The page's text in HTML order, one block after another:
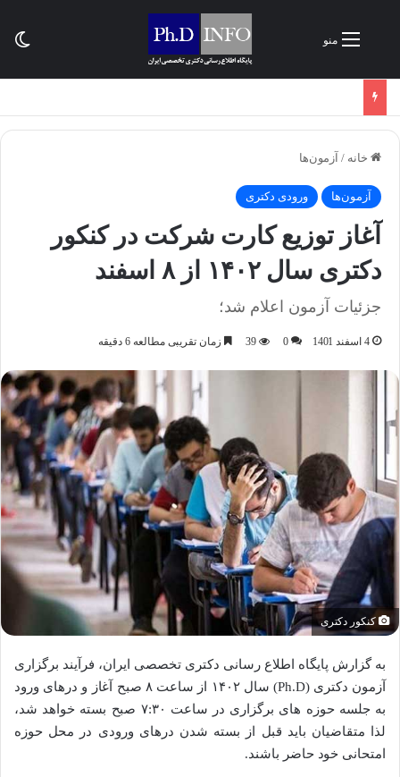
منو
خانه / آزمون‌ها
آزمون‌ها ورودی دکتری
آغاز توزیع کارت شرکت در کنکور
دکتری سال ۱۴۰۲ از ۸ اسفند
جزئیات آزمون اعلام شد؛
4 اسفند 1401 0
39 زمان تقریبی مطالعه 6 دقیقه
کنکور دکتری
به گزارش پایگاه اطلاع رسانی دکتری تخصصی ایران، فرآیند برگزاری
آزمون دکتری (Ph.D) سال ۱۴۰۲ از ساعت ۸ صبح آغاز و درهای ورود
به جلسه حوزه های برگزاری در ساعت ۷:۳۰ صبح بسته خواهد شد،
لذا متقاضیان باید قبل از بسته شدن درهای ورودی در محل حوزه
امتحانی خود حاضر باشند.